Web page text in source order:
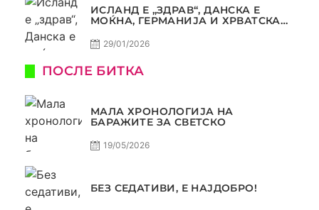
ИСЛАНД Е „ЗДРАВ“, ДАНСКА Е
МОЌНА, ГЕРМАНИЈА И ХРВАТСКА
29/01/2026
ПОСЛЕ БИТКА
МАЛА ХРОНОЛОГИЈА НА
БАРАЖИТЕ ЗА СВЕТСКО
19/05/2026
БЕЗ СЕДАТИВИ, Е НАЈДОБРО!